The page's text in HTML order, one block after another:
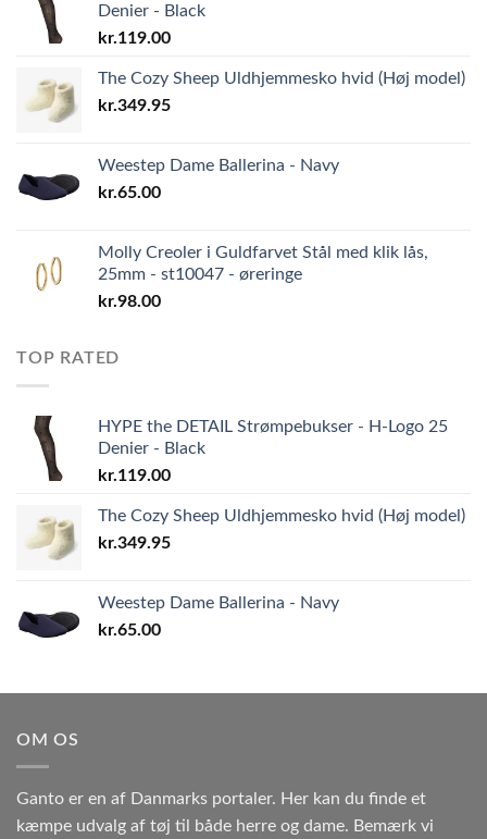
Denier - Black
kr.119.00
The Cozy Sheep Uldhjemmesko hvid (Høj model)
kr.349.95
Weestep Dame Ballerina - Navy
kr.65.00
Molly Creoler i Guldfarvet Stål med klik lås,
25mm - st10047 - øreringe
kr.98.00
TOP RATED
HYPE the DETAIL Strømpebukser - H-Logo 25
Denier - Black
kr.119.00
The Cozy Sheep Uldhjemmesko hvid (Høj model)
kr.349.95
Weestep Dame Ballerina - Navy
kr.65.00
OM OS
Ganto er en af Danmarks portaler. Her kan du finde et
kæmpe udvalg af tøj til både herre og dame. Bemærk vi